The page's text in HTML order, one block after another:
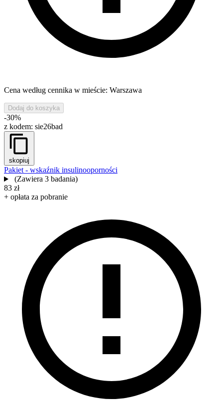
Cena według cennika w mieście: Warszawa
Dodaj do koszyka
-30%
z kodem: sie26bad
skopiuj
Pakiet - wskaźnik insulinooporności
(Zawiera 3 badania)
83 zł
+ opłata za pobranie